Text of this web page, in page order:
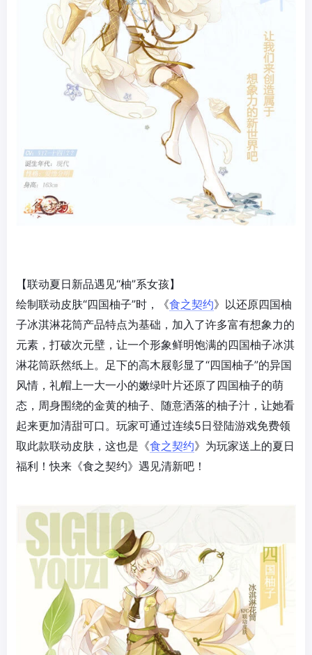
【联动夏日新品遇见“柚”系女孩】
绘制联动皮肤“四国柚子”时，《食之契约》以还原四国柚
子冰淇淋花筒产品特点为基础，加入了许多富有想象力的
元素，打破次元壁，让一个形象鲜明饱满的四国柚子冰淇
淋花筒跃然纸上。足下的高木屐彰显了“四国柚子”的异国
风情，礼帽上一大一小的嫩绿叶片还原了四国柚子的萌
态，周身围绕的金黄的柚子、随意洒落的柚子汁，让她看
起来更加清甜可口。玩家可通过连续5日登陆游戏免费领
取此款联动皮肤，这也是《食之契约》为玩家送上的夏日
福利！快来《食之契约》遇见清新吧！